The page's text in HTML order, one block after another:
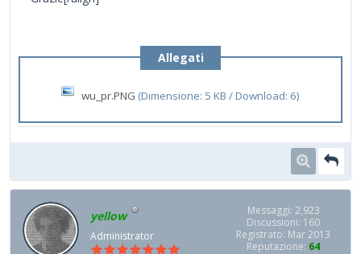
Allegati
wu_pr.PNG (Dimensione: 5 KB / Download: 6)
yellow
Administrator
Messaggi: 2,923
Discussioni: 160
Registrato: Mar 2013
Reputazione: 64